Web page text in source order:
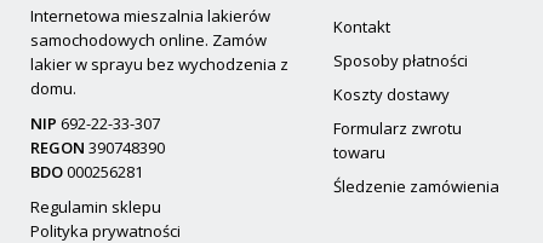
Internetowa mieszalnia lakierów
samochodowych online. Zamów
lakier w sprayu bez wychodzenia z
domu.
NIP 692-22-33-307
REGON 390748390
BDO000256281
Regulamin sklepu
Polityka prywatności
Kontakt
Sposoby płatności
Koszty dostawy
Formularz zwrotu
towaru
Śledzenie zamówienia